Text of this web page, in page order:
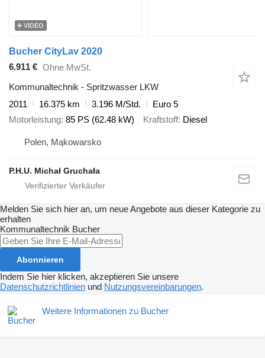
VIDEO
Bucher CityLav 2020
6.911 € Ohne MwSt.
Kommunaltechnik - Spritzwasser LKW
2011
16.375 km 3.196 M/Std.
Euro 5
Motorleistung 85 PS (62.48 kW) Kraftstoff Diesel
Polen, Mąkowarsko
P.H.U. Michał Gruchała
Melden Sie sich hier an, um neue Angebote aus dieser Kategorie zu
erhalten
Kommunaltechnik Bucher
Abonnieren
Indem Sie hier klicken, akzeptieren Sie unsere
Datenschutzrichtlinien und Nutzungsvereinbarungen.
Weitere Informationen zu Bucher